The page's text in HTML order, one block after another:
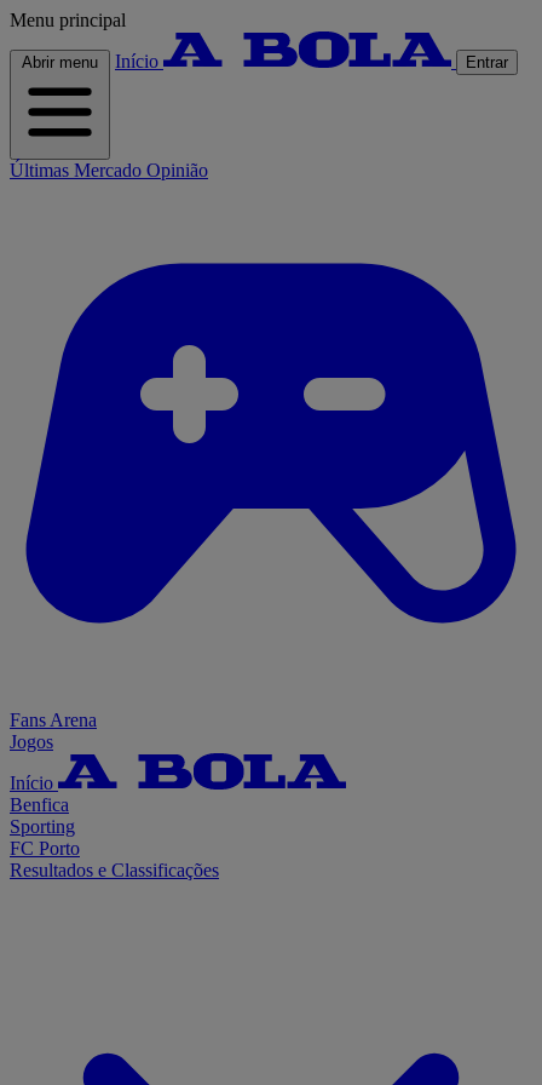
Menu principal
Abrir menu Início Entrar
Últimas Mercado Opinião
Fans Arena
Jogos
Início
Benfica
Sporting
FC Porto
Resultados e Classificações